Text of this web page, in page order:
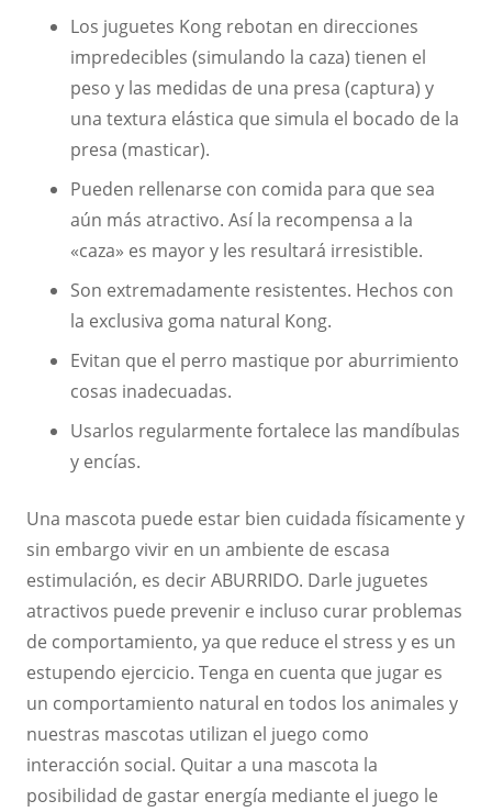
Los juguetes Kong rebotan en direcciones
impredecibles (simulando la caza) tienen el
peso y las medidas de una presa (captura) y
una textura elástica que simula el bocado de la
presa (masticar).
Pueden rellenarse con comida para que sea
aún más atractivo. Así la recompensa a la
«caza» es mayor y les resultará irresistible.
Son extremadamente resistentes. Hechos con
la exclusiva goma natural Kong.
Evitan que el perro mastique por aburrimiento
cosas inadecuadas.
Usarlos regularmente fortalece las mandíbulas
y encías.
Una mascota puede estar bien cuidada físicamente y
sin embargo vivir en un ambiente de escasa
estimulación, es decir ABURRIDO. Darle juguetes
atractivos puede prevenir e incluso curar problemas
de comportamiento, ya que reduce el stress y es un
estupendo ejercicio. Tenga en cuenta que jugar es
un comportamiento natural en todos los animales y
nuestras mascotas utilizan el juego como
interacción social. Quitar a una mascota la
posibilidad de gastar energía mediante el juego le